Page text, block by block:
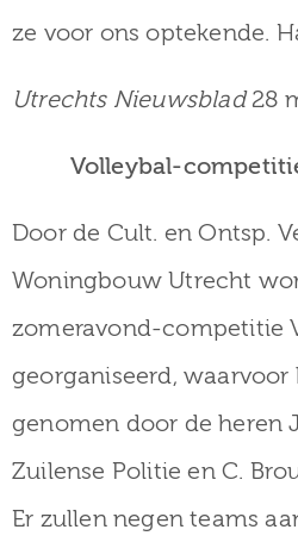
ze voor ons optekende.
Utrechts Nieuwsblad28
Volleybal-
Door de Cult. en Ontsp.
Woningbouw Utrecht
zomeravond-competitie
georganiseerd,
genomen door de heren
Zuilense Politie en C.
Er zullen negen teams